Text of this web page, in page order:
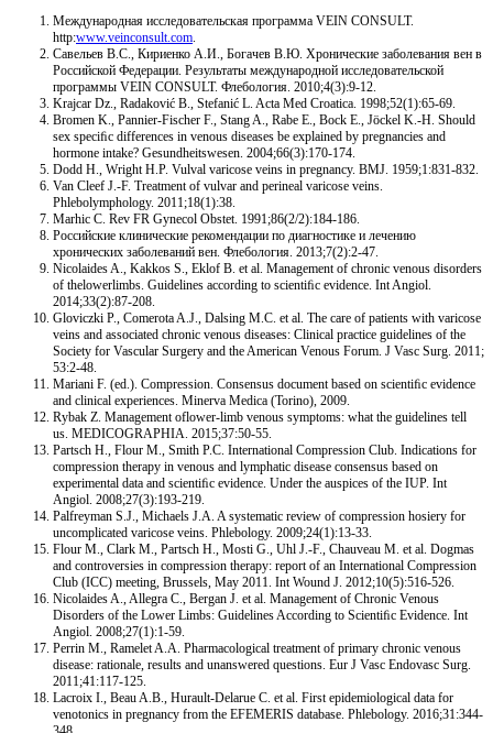
Международная исследовательская программа VEIN CONSULT.
http:www.veinconsult.com
Савельев В.С., Кириенко А.И., Богачев В.Ю. Хронические заболевания вен в
Российской Федерации. Результаты международной исследовательской
программы VEIN CONSULT. Флебология. 2010;4(3):9-12.
Krajcar Dz., Radaković B., Stefanić L. Acta Med Croatica. 1998;52(1):65-69.
Bromen K., Pannier-Fischer F., Stang A., Rabe E., Bock E., Jöckel K.-H. Should
sex speciﬁc differences in venous diseases be explained by pregnancies and
hormone intake? Gesundheitswesen. 2004;66(3):170-174.
Dodd H., Wright H.P. Vulval varicose veins in pregnancy. BMJ. 1959;1:831-832.
Van Cleef J.-F. Treatment of vulvar and perineal varicose veins.
Phlebolymphology. 2011;18(1):38.
Marhic С. Rev FR Gynecol Obstet. 1991;86(2/2):184-186.
Российские клинические рекомендации по диагностике и лечению
хронических заболеваний вен. Флебология. 2013;7(2):2-47.
Nicolaides A., Kakkos S., Eklof B. et al. Management of chronic venous disorders
of thelowerlimbs. Guidelines according to scientiﬁc evidence. Int Angiol.
2014;33(2):87-208.
Gloviczki P., Comerota A.J., Dalsing M.C. et al. The care of patients with varicose
veins and associated chronic venous diseases: Clinical practice guidelines of the
Society for Vascular Surgery and the American Venous Forum. J Vasc Surg. 2011;
53:2-48.
Mariani F. (ed.). Compression. Consensus document based on scientiﬁc evidence
and clinical experiences. Minerva Medica (Torino), 2009.
Rybak Z. Management oflower-limb venous symptoms: what the guidelines tell
us. MEDICOGRAPHIA. 2015;37:50-55.
Partsch H., Flour M., Smith P.C. International Compression Club. Indications for
compression therapy in venous and lymphatic disease consensus based on
experimental data and scientiﬁc evidence. Under the auspices of the IUP. Int
Angiol. 2008;27(3):193-219.
Palfreyman S.J., Michaels J.A. A systematic review of compression hosiery for
uncomplicated varicose veins. Phlebology. 2009;24(1):13-33.
Flour M., Clark M., Partsch H., Mosti G., Uhl J.-F., Chauveau M. et al. Dogmas
and controversies in compression therapy: report of an International Compression
Club (ICC) meeting, Brussels, May 2011. Int Wound J. 2012;10(5):516-526.
Nicolaides A., Allegra C., Bergan J. et al. Management of Chronic Venous
Disorders of the Lower Limbs: Guidelines According to Scientiﬁc Evidence. Int
Angiol. 2008;27(1):1-59.
Perrin M., Ramelet A.A. Pharmacological treatment of primary chronic venous
disease: rationale, results and unanswered questions. Eur J Vasc Endovasc Surg.
2011;41:117-125.
Lacroix I., Beau A.B., Hurault-Delarue C. et al. First epidemiological data for
venotonics in pregnancy from the EFEMERIS database. Phlebology. 2016;31:344-